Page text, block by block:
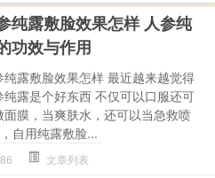
纯露敷脸效果怎样 人参纯
功效与作用
纯露敷脸效果怎样 最近越来越觉得
纯露是个好东西 不仅可以口服还可
面膜，当爽肤水，还可以当急救喷
自用纯露敷脸...
文章列表